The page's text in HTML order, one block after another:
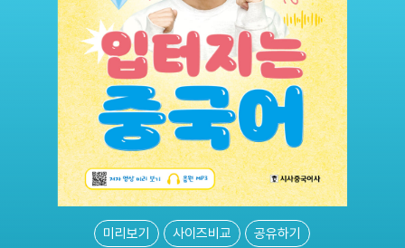
미리보기 사이즈비교 공유하기